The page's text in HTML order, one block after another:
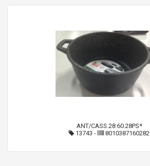
ANT/CASS.28 60.28PS*
13743 - 8010387160282